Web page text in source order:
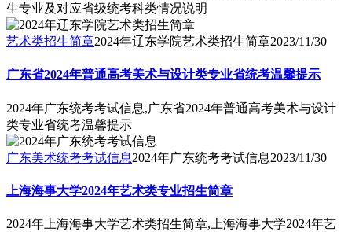
生专业及对应省级统考科类情况说明
艺术类招生简章2024年辽东学院艺术类招生简章2023/11/30
广东省2024年普通高考美术与设计类专业省统考温馨提示
2024年广东统考考试信息,广东省2024年普通高考美术与设计
类专业省统考温馨提示
广东美术统考考试信息2024年广东统考考试信息2023/11/30
上海海事大学2024年艺术类专业招生简章
2024年上海海事大学艺术类招生简章,上海海事大学2024年艺